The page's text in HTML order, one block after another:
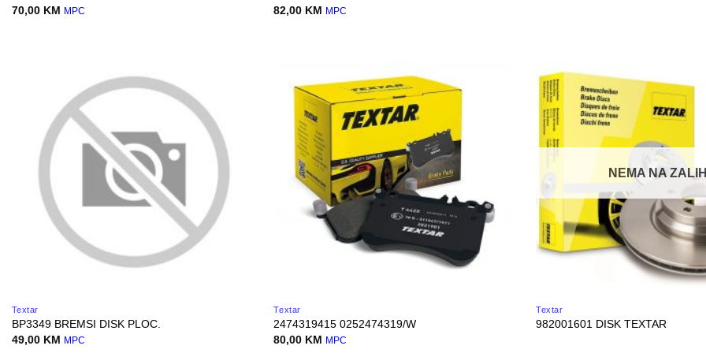
70,00 KM MPC
82,00 KM MPC
Textar
BP3349 BREMSI DISK PLOC.
49,00 KM MPC
Textar
2474319415 0252474319/W
80,00 KM MPC
NEMA NA
Textar
982001601 DISK TEXTAR